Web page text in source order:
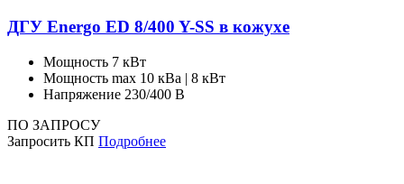
ДГУ Energo ED 8/400 Y-SS в кожухе
Мощность 7 кВт
Мощность max 10 кВа | 8 кВт
Напряжение 230/400 В
ПО ЗАПРОСУ
Запросить КП Подробнее